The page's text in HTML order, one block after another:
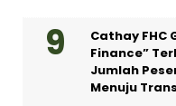
Cathay FHC
Finance”
Jumlah
Menuju